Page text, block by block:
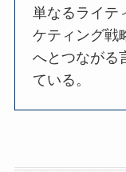
単なるライテ
ケティング戦
へとつながる
ている。